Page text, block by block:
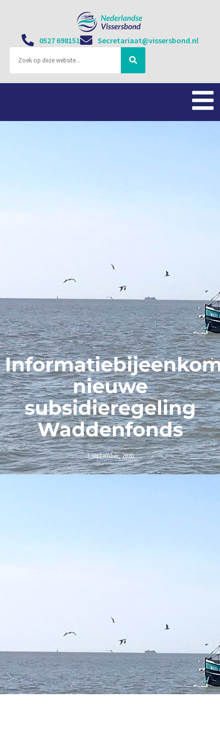
0527 698151 Secretariaat@vissersbond.nl
nieuwe
subsidieregeling
Waddenfonds
3 september, 2020